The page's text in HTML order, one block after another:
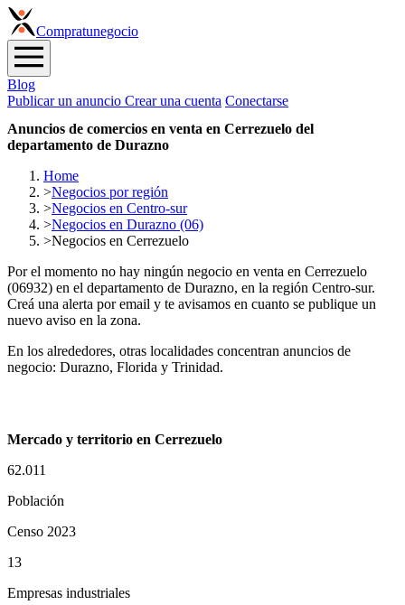
Compratunegocio
Blog
Publicar un anuncio Crear una cuenta Conectarse
Anuncios de comercios en venta en Cerrezuelo del
departamento de Durazno
Home
>Negocios por región
>Negocios en Centro-sur
>Negocios en Durazno (06)
>Negocios en Cerrezuelo
Por el momento no hay ningún negocio en venta en Cerrezuelo
(06932) en el departamento de Durazno, en la región Centro-sur.
Creá una alerta por email y te avisamos en cuanto se publique un
nuevo aviso en la zona.
En los alrededores, otras localidades concentran anuncios de
negocio: Durazno, Florida y Trinidad.
Mercado y territorio en Cerrezuelo
62.011
Población
Censo 2023
13
Empresas industriales